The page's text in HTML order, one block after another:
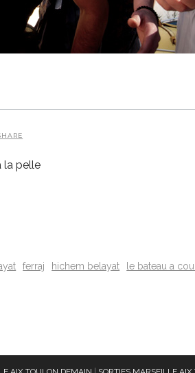
la pelle
ferraj hichem belayat le bateau a